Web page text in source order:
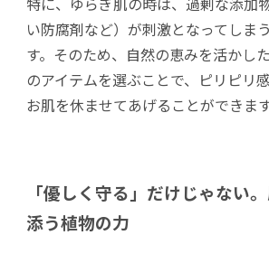
い防腐剤など）が刺激となってしま
す。そのため、自然の恵みを活かし
のアイテムを選ぶことで、ピリピリ
お肌を休ませてあげることができます
「優しく守る」だけじゃない
添う植物の力